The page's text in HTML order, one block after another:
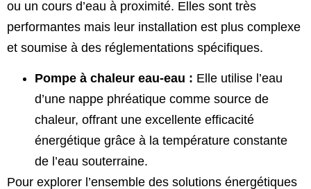
ou un cours d’eau à proximité. Elles sont très
performantes mais leur installation est plus complexe
et soumise à des réglementations spécifiques.
Pompe à chaleur eau-eau : Elle utilise l’eau
d’une nappe phréatique comme source de
chaleur, offrant une excellente efficacité
énergétique grâce à la température constante
de l’eau souterraine.
Pour explorer l’ensemble des solutions énergétiques